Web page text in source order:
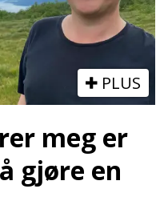
PLUS
meg er
gjøre en